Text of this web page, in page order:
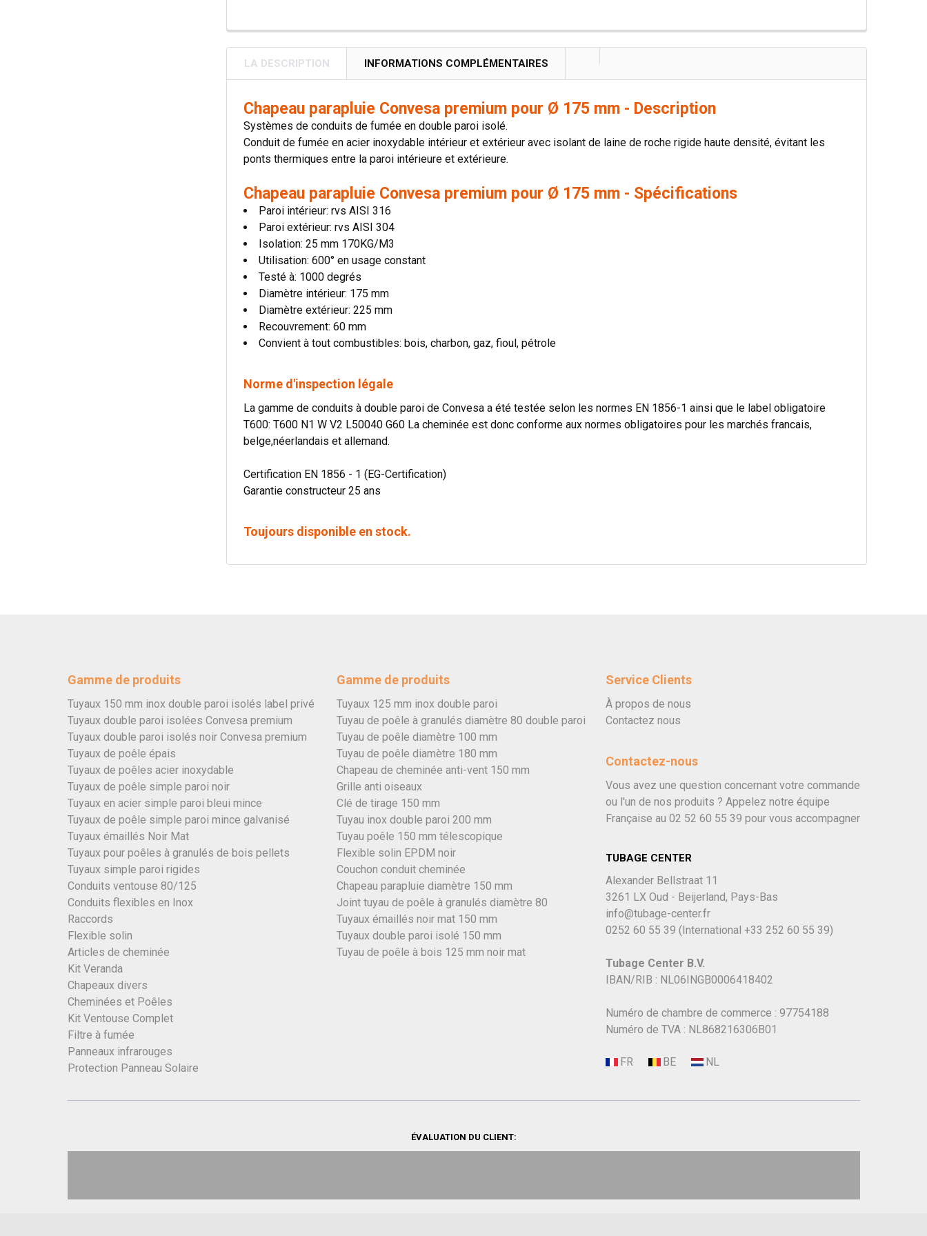
LA DESCRIPTION INFORMATIONS COMPLÉMENTAIRES
Chapeau parapluie Convesa premium pour Ø 175 mm - Description
Systèmes de conduits de fumée en double paroi isolé.
Conduit de fumée en acier inoxydable intérieur et extérieur avec isolant de laine de roche rigide haute densité, évitant les
ponts thermiques entre la paroi intérieure et extérieure.
Chapeau parapluie Convesa premium pour Ø 175 mm - Spécifications
Paroi intérieur: rvs AISI 316
Paroi extérieur: rvs AISI 304
Isolation: 25 mm 170KG/M3
Utilisation: 600° en usage constant
Testé à: 1000 degrés
Diamètre intérieur: 175 mm
Diamètre extérieur: 225 mm
Recouvrement: 60 mm
Convient à tout combustibles: bois, charbon, gaz, fioul, pétrole
Norme d'inspection légale
La gamme de conduits à double paroi de Convesa a été testée selon les normes EN 1856-1 ainsi que le label obligatoire
T600: T600 N1 W V2 L50040 G60 La cheminée est donc conforme aux normes obligatoires pour les marchés francais,
belge,néerlandais et allemand.
Certification EN 1856 - 1 (EG-Certification)
Garantie constructeur 25 ans
Toujours disponible en stock.
Gamme de produits
Tuyaux 150 mm inox double paroi isolés label privé
Tuyaux double paroi isolées Convesa premium
Tuyaux double paroi isolés noir Convesa premium
Tuyaux de poêle épais
Tuyaux de poêles acier inoxydable
Tuyaux de poêle simple paroi noir
Tuyaux en acier simple paroi bleui mince
Tuyaux de poêle simple paroi mince galvanisé
Tuyaux émaillés Noir Mat
Tuyaux pour poêles à granulés de bois pellets
Tuyaux simple paroi rigides
Conduits ventouse 80/125
Conduits flexibles en Inox
Raccords
Flexible solin
Articles de cheminée
Kit Veranda
Chapeaux divers
Cheminées et Poêles
Kit Ventouse Complet
Filtre à fumée
Panneaux infrarouges
Protection Panneau Solaire
Gamme de produits
Tuyaux 125 mm inox double paroi
Tuyau de poêle à granulés diamètre 80 double paroi
Tuyau de poêle diamètre 100 mm
Tuyau de poêle diamètre 180 mm
Chapeau de cheminée anti-vent 150 mm
Grille anti oiseaux
Clé de tirage 150 mm
Tuyau inox double paroi 200 mm
Tuyau poêle 150 mm télescopique
Flexible solin EPDM noir
Couchon conduit cheminée
Chapeau parapluie diamètre 150 mm
Joint tuyau de poêle à granulés diamètre 80
Tuyaux émaillés noir mat 150 mm
Tuyaux double paroi isolé 150 mm
Tuyau de poêle à bois 125 mm noir mat
Service Clients
À propos de nous
Contactez nous
Contactez-nous
Vous avez une question concernant votre commande
ou l'un de nos produits ? Appelez notre équipe
Française au 02 52 60 55 39 pour vous accompagner
TUBAGE CENTER
Alexander Bellstraat 11
3261 LX Oud - Beijerland, Pays-Bas
info@tubage-center.fr
0252 60 55 39 (International +33 252 60 55 39)
Tubage Center B.V.
IBAN/RIB : NL06INGB0006418402
Numéro de chambre de commerce : 97754188
Numéro de TVA : NL868216306B01
ÉVALUATION DU CLIENT: